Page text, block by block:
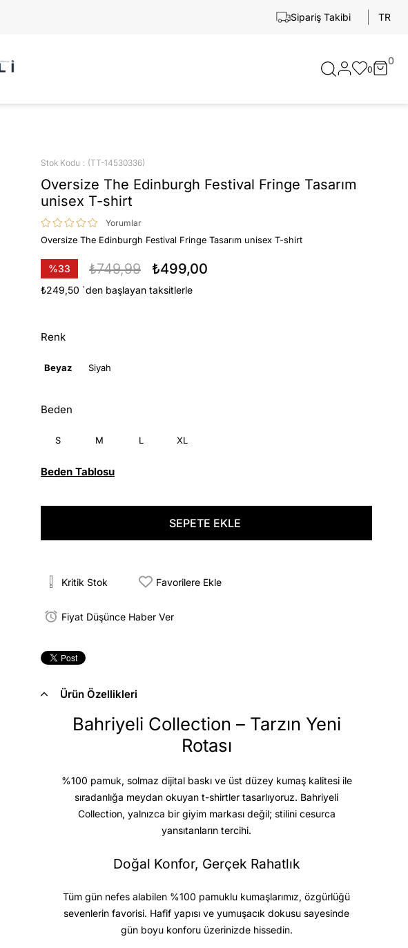
Sipariş Takibi TR
0
0
Stok Kodu (TT-14530336)
Oversize The Edinburgh Festival Fringe Tasarım
unisex T-shirt
Yorumlar
Oversize The Edinburgh Festival Fringe Tasarım unisex T-shirt
%33
İndirim
₺749,99 ₺499,00
₺249,50 `den başlayan taksitlerle
Renk
Beyaz Siyah
Beden
S M L XL
Beden Tablosu
Kritik Stok Favorilere Ekle
Fiyat Düşünce Haber Ver
Ürün Özellikleri
Bahriyeli Collection – Tarzın Yeni
Rotası
%100 pamuk, solmaz dijital baskı ve üst düzey kumaş kalitesiile
sıradanlığa meydan okuyan t-shirtler tasarlıyoruz. Bahriyeli
Collection, yalnızca bir giyim markası değil; stilini cesurca
yansıtanların tercihi.
Doğal Konfor, Gerçek Rahatlık
Tüm gün nefes alabilen %100 pamuklu kumaşlarımız, özgürlüğü
sevenlerin favorisi. Hafif yapısı ve yumuşacık dokusu sayesinde
gün boyu konforu üzerinizde hissedin.